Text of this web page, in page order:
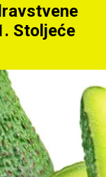
Stoljeće